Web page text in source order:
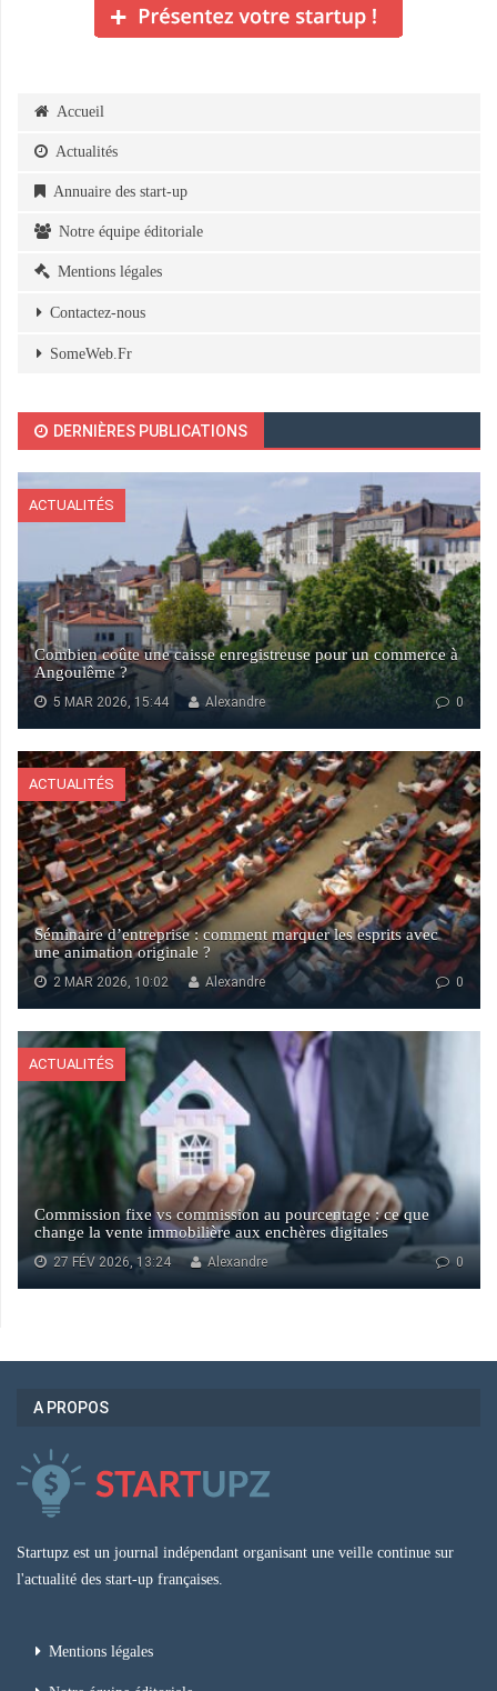
Accueil
Actualités
Annuaire des start-up
Notre équipe éditoriale
Mentions légales
Contactez-nous
SomeWeb.Fr
DERNIÈRES PUBLICATIONS
ACTUALITÉS
Combien coûte une caisse enregistreuse pour un commerce à
Angoulême ?
5 MAR 2026, 15:44 0
Alexandre
ACTUALITÉS
Séminaire d’entreprise : comment marquer les esprits avec
une animation originale ?
2 MAR 2026, 10:02 0
Alexandre
ACTUALITÉS
Commission fixe vs commission au pourcentage : ce que
change la vente immobilière aux enchères digitales
27 FÉV 2026, 13:24 0
Alexandre
A PROPOS
Startupz est un journal indépendant organisant une veille continue sur
l'actualité des start-up françaises.
Mentions légales